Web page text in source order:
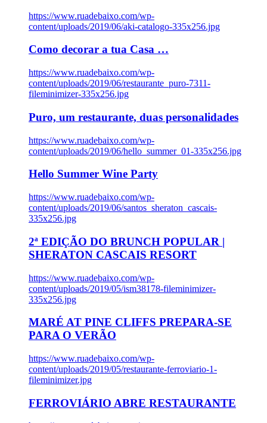
https://www.ruadebaixo.com/wp-
content/uploads/2019/06/aki-catalogo-335x256.jpg
Como decorar a tua Casa …
https://www.ruadebaixo.com/wp-
content/uploads/2019/06/restaurante_puro-7311-
fileminimizer-335x256.jpg
Puro, um restaurante, duas personalidades
https://www.ruadebaixo.com/wp-
content/uploads/2019/06/hello_summer_01-335x256.jpg
Hello Summer Wine Party
https://www.ruadebaixo.com/wp-
content/uploads/2019/06/santos_sheraton_cascais-
335x256.jpg
2ª EDIÇÃO DO BRUNCH POPULAR |
SHERATON CASCAIS RESORT
https://www.ruadebaixo.com/wp-
content/uploads/2019/05/ism38178-fileminimizer-
335x256.jpg
MARÉ AT PINE CLIFFS PREPARA-SE
PARA O VERÃO
https://www.ruadebaixo.com/wp-
content/uploads/2019/05/restaurante-ferroviario-1-
fileminimizer.jpg
FERROVIÁRIO ABRE RESTAURANTE